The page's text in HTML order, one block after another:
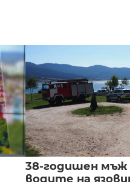
38-годишен мъж
водите на